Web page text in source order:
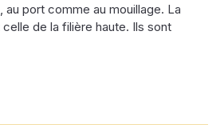
port comme au mouillage. La
de la filière haute. Ils sont